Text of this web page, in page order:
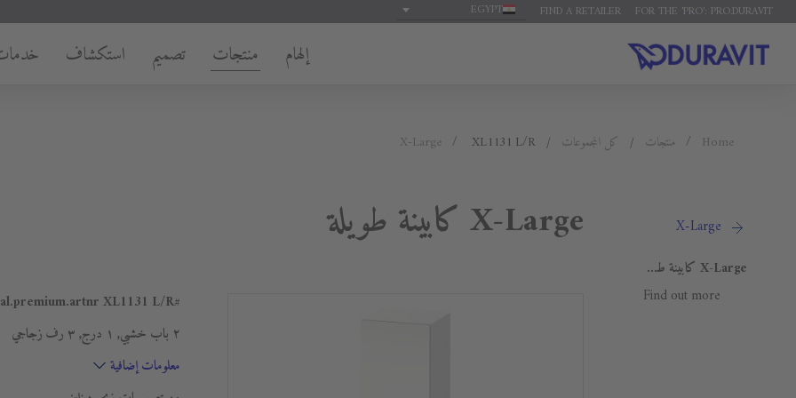
FOR THE 'PRO': PRO.DURAVIT
FIND A RETAILER
EGYPT
إلهام منتجات تصميم استكشاف
Home منتجات كل المجموعات X-Large XL1131 L/R
X-Large
X-Large كابينة طويلة
Find out more
X-Large كابينة طويلة
#general.premium.artnr
XL1131 L/R
٢ باب خشبي, ١ درج, ٣ رف زجاجي
معلومات إضافية